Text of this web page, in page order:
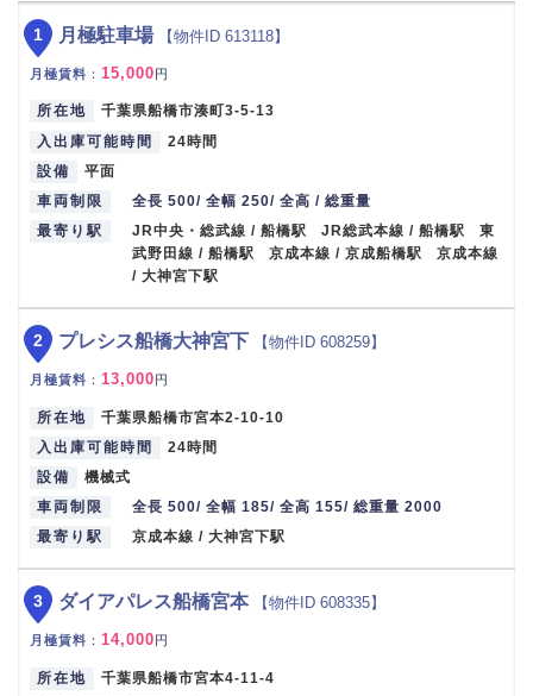
月極駐車場 【物件ID 613118】
月極賃料 ： 15,000円
所在地
千葉県船橋市湊町3-5-13
入出庫可能時間
24時間
設備
平面
車両制限
全長 500/ 全幅 250/ 全高 / 総重量
最寄り駅
JR中央・総武線 / 船橋駅 JR総武本線 / 船橋駅 東
武野田線 / 船橋駅 京成本線 / 京成船橋駅 京成本線
/ 大神宮下駅
1
プレシス船橋大神宮下 【物件ID 608259】
月極賃料 ： 13,000 円
所在地
千葉県船橋市宮本2-10-10
入出庫可能時間
24時間
設備
機械式
車両制限
全長 500/ 全幅 185/ 全高 155/ 総重量 2000
最寄り駅
京成本線 / 大神宮下駅
2
ダイアパレス船橋宮本 【物件ID 608335】
月極賃料 ： 14,000 円
所在地
千葉県船橋市宮本4-11-4
3